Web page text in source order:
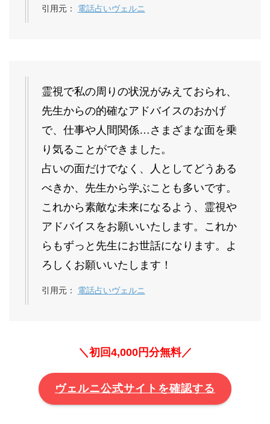
引用元： 電話占いヴェルニ
霊視で私の周りの状況がみえておられ、
先生からの的確なアドバイスのおかげ
で、仕事や人間関係…さまざまな面を乗
り気ることができました。
占いの面だけでなく、人としてどうある
べきか、先生から学ぶことも多いです。
これから素敵な未来になるよう、霊視や
アドバイスをお願いいたします。これか
らもずっと先生にお世話になります。よ
ろしくお願いいたします！
引用元： 電話占いヴェルニ
＼初回4,000円分無料／
ヴェルニ公式サイトを確認する